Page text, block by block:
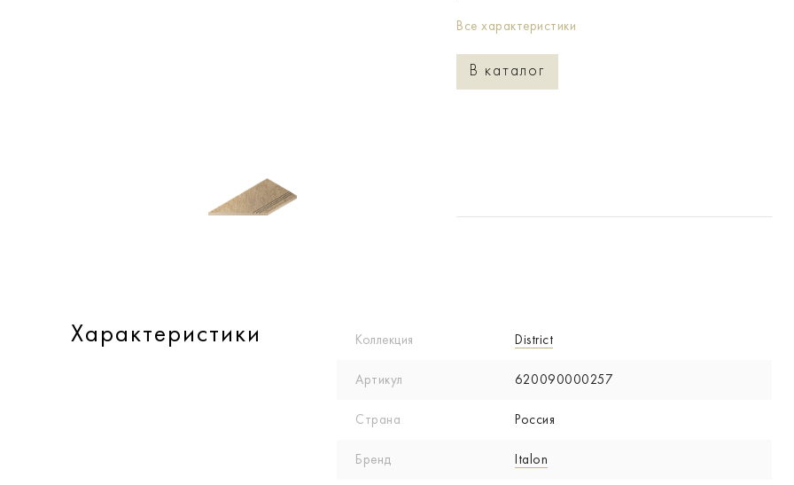
Все характеристики
В каталог
Характеристики Коллекция District
Артикул 620090000257
Страна Россия
Бренд Italon